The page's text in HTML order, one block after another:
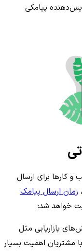
پیامکی
کارها برای ارسال
زمان ارسال پیامک
خواهد شد:
بازاریابی مثل
با مشتریان اهمیت بسیار